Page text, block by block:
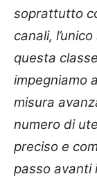
soprattutto
canali,
questa
impegniamo
misura
numero di
preciso e
passo avanti